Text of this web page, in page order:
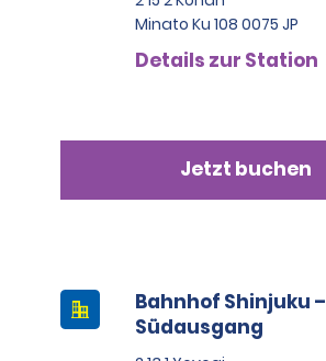
Minato Ku 108 0075 JP
Details zur Station
Jetzt buchen
Bahnhof Shinjuku –
Südausgang